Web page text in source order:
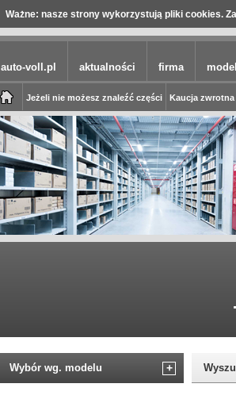
Ważne: nasze strony wykorzystują pliki cookies.
auto-voll.pl aktualności firma
Jeżeli nie możesz znaleźć części Kaucja zwrotna
Wybór wg. modelu +